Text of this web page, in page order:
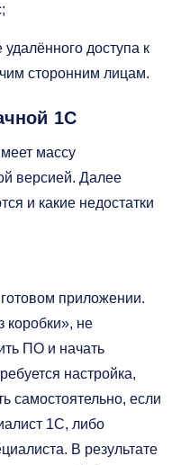
доступа к
сторонним лицам.
1С
массу
версией. Далее
и какие недостатки
приложении.
коробки», не
ПО и начать
настройка,
самостоятельно, если
1С, либо
В результате